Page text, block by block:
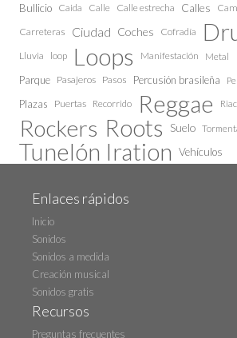
Bullicio Caida Calle Calle estrecha Calles
Carreteras Ciudad Coches Cofradía
Lluvia loop Loops Manifestación Metal
Parque Pasajeros Pasos Percusión brasileña
Plazas Puertas Recorrido Reggae
Rockers Roots Suelo
Tunelón Iration Vehículos
Enlaces rápidos
Inicio
Sonidos
Sonidos a medida
Creación musical
Sonidos gratis
Recursos
Preguntas frecuentes